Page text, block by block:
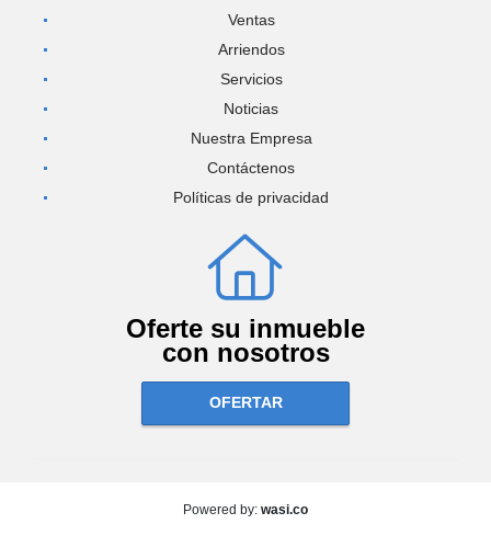
Ventas
Arriendos
Servicios
Noticias
Nuestra Empresa
Contáctenos
Políticas de privacidad
Oferte su inmueble
con nosotros
OFERTAR
Powered by: wasi.co